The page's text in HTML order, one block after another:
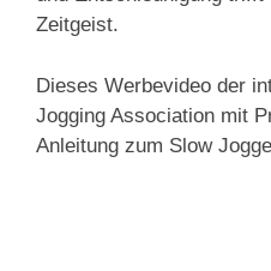
Zeitgeist.
Dieses Werbevideo der
Jogging Association mit
Anleitung zum Slow